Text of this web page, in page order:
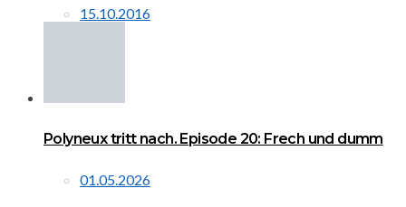
15.10.2016
Polyneux tritt nach. Episode 20: Frech und dumm
01.05.2026